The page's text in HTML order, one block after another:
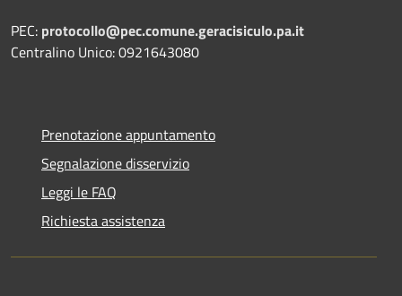
PEC: protocollo@pec.comune.geracisiculo.pa.it
Centralino Unico: 0921643080
Prenotazione appuntamento
Segnalazione disservizio
Leggi le FAQ
Richiesta assistenza